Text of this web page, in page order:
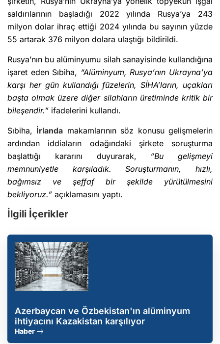
saldırılarının başladığı 2022 yılında Rusya’ya 243
milyon dolar ihraç ettiği 2024 yılında bu sayının yüzde
55 artarak 376 milyon dolara ulaştığı bildirildi.
Rusya’nın bu alüminyumu silah sanayisinde kullandığına
işaret eden Sıbiha, “Alüminyum, Rusya’nın Ukrayna’ya
karşı her gün kullandığı füzelerin, SİHA’ların, uçakları
başta olmak üzere diğer silahların üretiminde kritik bir
bileşendir.” ifadelerini kullandı.
Sıbiha, İrlanda makamlarının söz konusu gelişmelerin
ardından iddiaların odağındaki şirkete soruşturma
başlattığı kararını duyurarak, “Bu gelişmeyi
memnuniyetle karşıladık. Soruşturmanın, hızlı,
bağımsız ve şeffaf bir şekilde yürütülmesini
bekliyoruz.” açıklamasını yaptı.
İlgili İçerikler
Azerbaycan ve Özbekistan'ın alüminyum
ihtiyacını Kazakistan karşılıyor
Haber